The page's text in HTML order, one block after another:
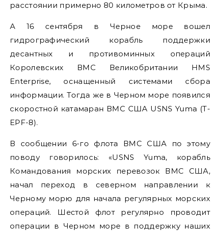
расстоянии примерно 80 километров от Крыма.
А 16 сентября в Черное море вошел
гидрографический корабль поддержки
десантных и противоминных операций
Королевских ВМС Великобритании HMS
Enterprise, оснащенный системами сбора
информации. Тогда же в Черном море появился
скоростной катамаран ВМС США USNS Yuma (T-
EPF-8).
В сообщении 6-го флота ВМС США по этому
поводу говорилось: «USNS Yuma, корабль
Командования морских перевозок ВМС США,
начал переход в северном направлении к
Черному морю для начала регулярных морских
операций. Шестой флот регулярно проводит
операции в Черном море в поддержку наших